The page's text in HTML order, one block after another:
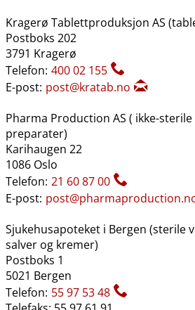
Kragerø Tablettproduksjon AS
Postboks 202
3791 Kragerø
Telefon: 400 02 155
E-post: post@kratab.no
Pharma Production AS ( ikke-
preparater)
Karihaugen 22
1086 Oslo
Telefon: 21 60 87 00
E-post:
Sjukehusapoteket i Bergen (sterile
salver og kremer)
Postboks 1
5021 Bergen
Telefon: 55 97 53 48